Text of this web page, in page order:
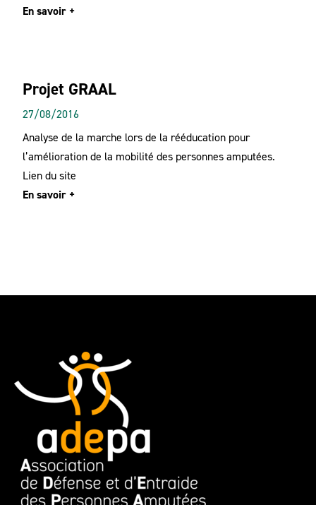
En savoir +
Projet GRAAL
27/08/2016
Analyse de la marche lors de la rééducation pour
l’amélioration de la mobilité des personnes amputées.
Lien du site
En savoir +